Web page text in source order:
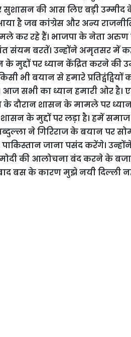
सुशासन की आस लिए बड़ी उम्मीद
है जब कांग्रेस और अन्य
कर रहे हैं। भाजपा के नेता
संयम बरतें। उन्होंने अमृतसर में
पर ध्यान केंद्रित करने की
भी बयान से हमारे प्रतिद्वंद्वियों
सभी का ध्यान हमारी ओर है।
के दौरान शासन के मामले पर
के मुद्दों पर लड़ा है। हमें समाज
ने गिरिराज के बयान पर
जाना पसंद करेंगे।
की आलोचना बंद करने के
बस के कारण मुझे नयी दिल्ली